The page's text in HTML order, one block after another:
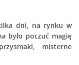
dni, na rynku w
było poczuć magię
misterne